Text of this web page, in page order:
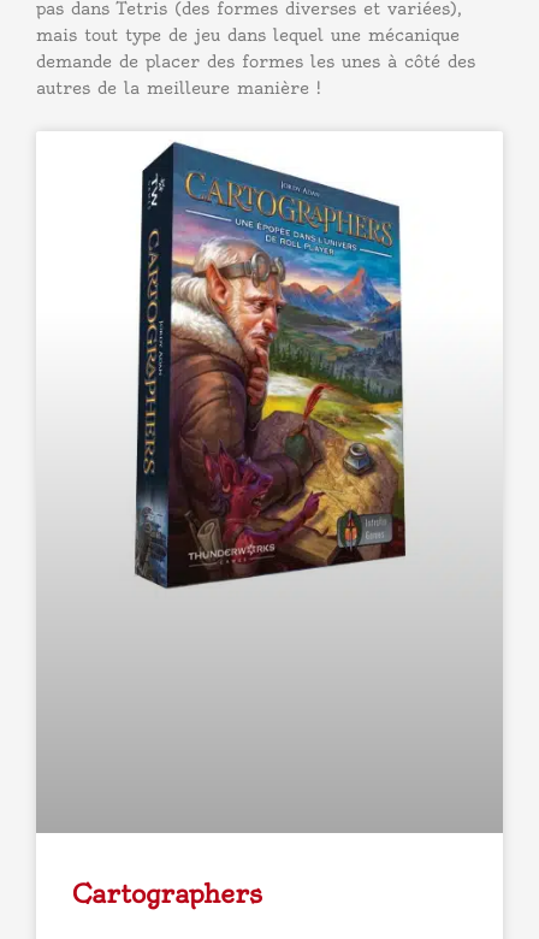
pas dans Tetris (des formes diverses et variées),
mais tout type de jeu dans lequel une mécanique
demande de placer des formes les unes à côté des
autres de la meilleure manière !
Cartographers